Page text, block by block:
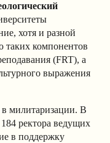
хотя и разной
компонентов
(FRT), а
выражения
в милитаризации. В
ректора ведущих
в поддержку